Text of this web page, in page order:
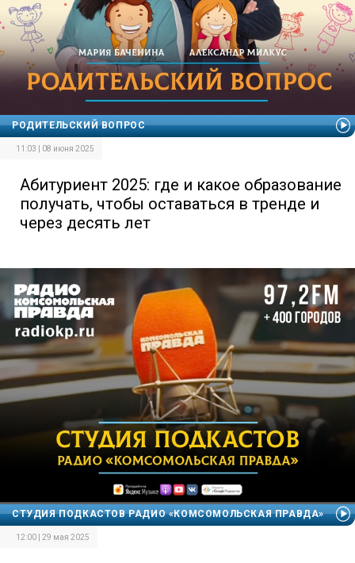
РОДИТЕЛЬСКИЙ ВОПРОС
11:03 | 08 июня 2025
Абитуриент 2025: где и какое образование
получать, чтобы оставаться в тренде и
через десять лет
СТУДИЯ ПОДКАСТОВ РАДИО «КОМСОМОЛЬСКАЯ ПРАВДА»
12:00 | 29 мая 2025